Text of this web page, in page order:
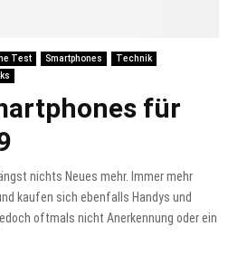
Test Smartphones
Technik
für
nichts Neues mehr. Immer mehr
kaufen sich ebenfalls Handys und
oftmals nicht Anerkennung oder ein